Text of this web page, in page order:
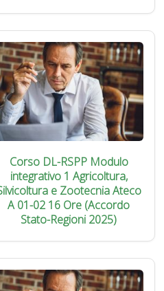
Corso DL-RSPP Modulo
integrativo 1 Agricoltura,
e Zootecnia Ateco
A 01-02 16 Ore (Accordo
Stato-Regioni 2025)